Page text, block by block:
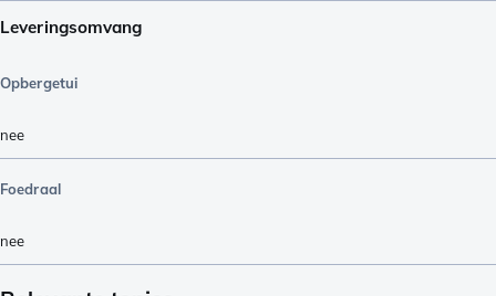
Leveringsomvang
Opbergetui
nee
Foedraal
nee